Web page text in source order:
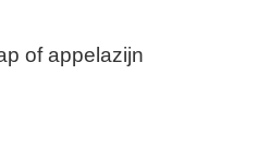
of appelazijn